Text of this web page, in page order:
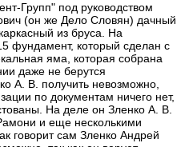
Групп" под руководством
(он же Дело Словян) дачный
из бруса. На
фундамент, который сделан с
яма, которая собрана
даже не берутся
А. В. получить невозможно,
по документам ничего нет,
На деле он Зленко А. В.
и еще несколькими
говорит сам Зленко Андрей